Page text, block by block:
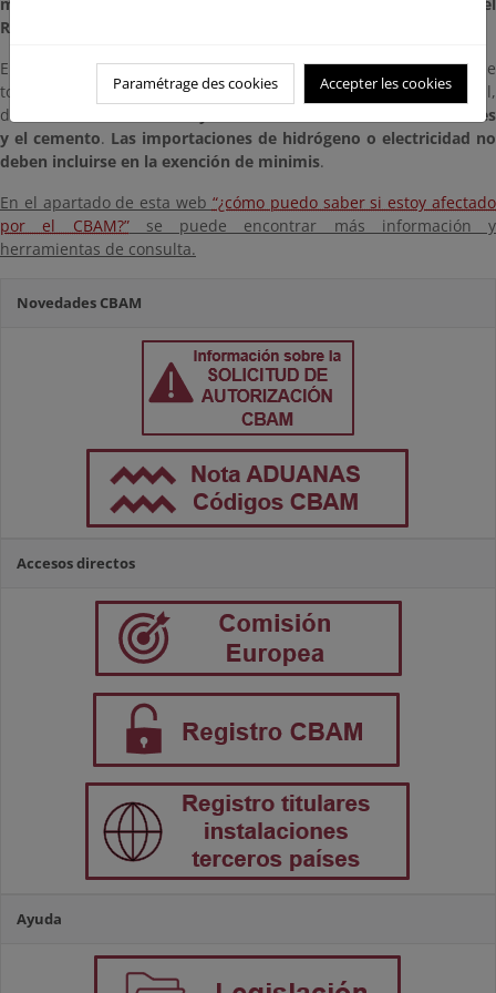
Reglamento CBAM a partir del 1 de enero de 2026.
El nuevo umbral se aplicará a la masa neta total de mercancías
de
todos los códigos NC, agregados por importador y por año natural,
de los
sectores del hierro y el acero, el aluminio, los fertilizantes
y el cemento. Las importaciones de hidrógeno o electricidad no
deben incluirse en la exención de minimis.
En el apartado de esta web “¿cómo puedo saber si estoy afectado
por el CBAM?”se puede encontrar más información y
herramientas de consulta.
Novedades CBAM
Accesos directos
Ayuda
Paramétrage des cookies Accepter les cookies